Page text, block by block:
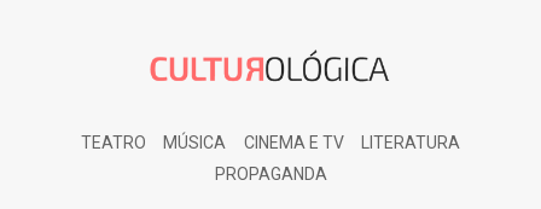
TEATRO MÚSICA CINEMA E TV
LITERATURA
PROPAGANDA